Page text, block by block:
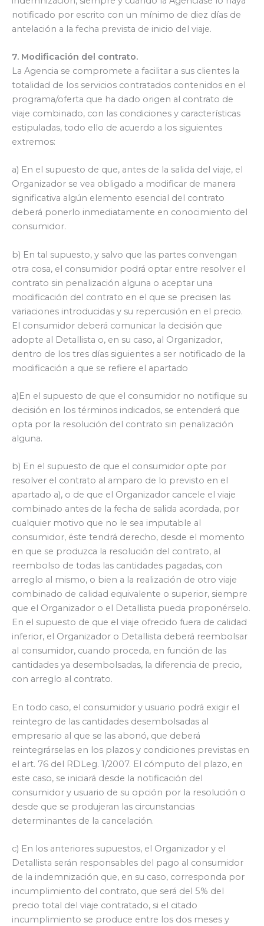
notificado por escrito con un mínimo de diez días de
antelación a la fecha prevista de inicio del viaje.
7. Modificación del contrato.
La Agencia se compromete a facilitar a sus clientes la
totalidad de los servicios contratados contenidos en el
programa/oferta que ha dado origen al contrato de
viaje combinado, con las condiciones y características
estipuladas, todo ello de acuerdo a los siguientes
extremos:
a) En el supuesto de que, antes de la salida del viaje, el
Organizador se vea obligado a modificar de manera
significativa algún elemento esencial del contrato
deberá ponerlo inmediatamente en conocimiento del
consumidor.
b) En tal supuesto, y salvo que las partes convengan
otra cosa, el consumidor podrá optar entre resolver el
contrato sin penalización alguna o aceptar una
modificación del contrato en el que se precisen las
variaciones introducidas y su repercusión en el precio.
El consumidor deberá comunicar la decisión que
adopte al Detallista o, en su caso, al Organizador,
dentro de los tres días siguientes a ser notificado de la
modificación a que se refiere el apartado
a)En el supuesto de que el consumidor no notifique su
decisión en los términos indicados, se entenderá que
opta por la resolución del contrato sin penalización
alguna.
b) En el supuesto de que el consumidor opte por
resolver el contrato al amparo de lo previsto en el
apartado a), o de que el Organizador cancele el viaje
combinado antes de la fecha de salida acordada, por
cualquier motivo que no le sea imputable al
consumidor, éste tendrá derecho, desde el momento
en que se produzca la resolución del contrato, al
reembolso de todas las cantidades pagadas, con
arreglo al mismo, o bien a la realización de otro viaje
combinado de calidad equivalente o superior, siempre
que el Organizador o el Detallista pueda proponérselo.
En el supuesto de que el viaje ofrecido fuera de calidad
inferior, el Organizador o Detallista deberá reembolsar
al consumidor, cuando proceda, en función de las
cantidades ya desembolsadas, la diferencia de precio,
con arreglo al contrato.
En todo caso, el consumidor y usuario podrá exigir el
reintegro de las cantidades desembolsadas al
empresario al que se las abonó, que deberá
reintegrárselas en los plazos y condiciones previstas en
el art. 76 del RDLeg. 1/2007. El cómputo del plazo, en
este caso, se iniciará desde la notificación del
consumidor y usuario de su opción por la resolución o
desde que se produjeran las circunstancias
determinantes de la cancelación.
c) En los anteriores supuestos, el Organizador y el
Detallista serán responsables del pago al consumidor
de la indemnización que, en su caso, corresponda por
incumplimiento del contrato, que será del 5% del
precio total del viaje contratado, si el citado
incumplimiento se produce entre los dos meses y